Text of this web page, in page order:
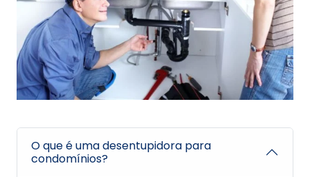
O que é uma desentupidora para
condomínios?